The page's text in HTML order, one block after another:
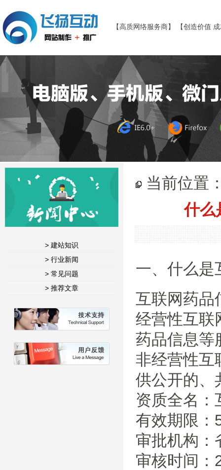
【高质网络服务商】 【创造价值
> 建站知识
> 行业新闻
> 常见问题
> 推荐文章
当前位置
什么
一、什么是
互联网药品
经营性互联
药品信息等
非经营性互
供公开的、
资质全名：
有效期限：
审批机构：
审核时间：